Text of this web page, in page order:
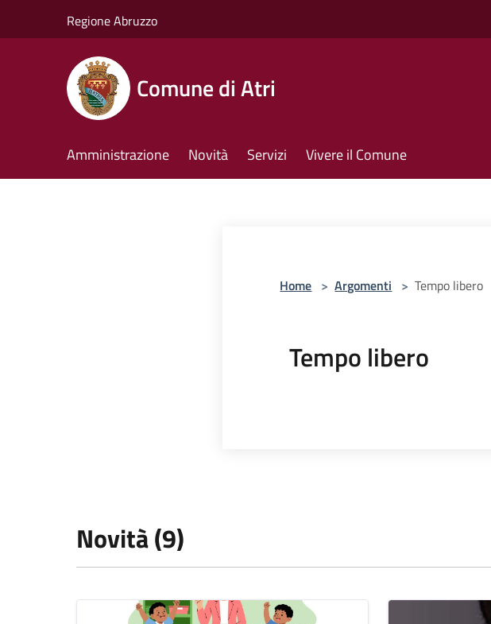
Regione Abruzzo
Comune di Atri
Amministrazione Novità Servizi Vivere il Comune
Home > Argomenti > Tempo libero
Tempo libero
Novità (9)